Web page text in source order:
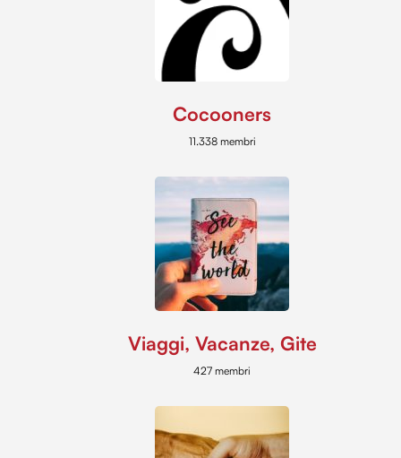
Cocooners
11.338 membri
Viaggi, Vacanze, Gite
427 membri